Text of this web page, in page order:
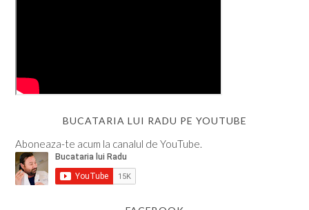
BUCATARIA LUI RADU PE YOUTUBE
Aboneaza-te acum la canalul de YouTube.